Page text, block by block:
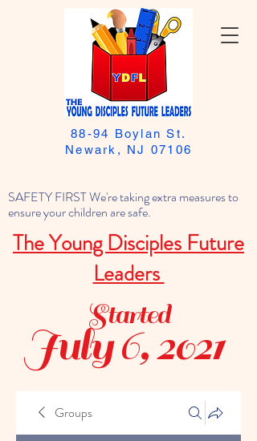
SAFETY FIRST We're taking extra measures to
ensure your children are safe.
The Young Disciples Future
Leaders
88-94 Boylan St.
Newark, NJ 07106
July 6, 2021
Started
Groups